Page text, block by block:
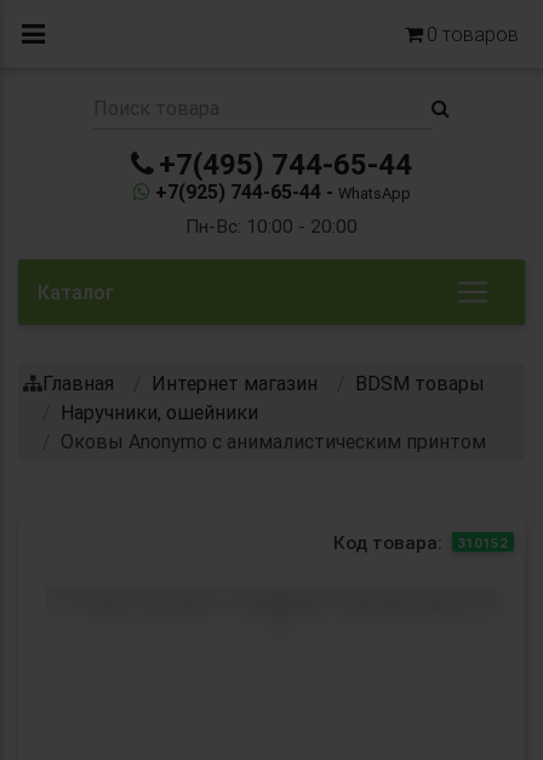
0 товаров
+7(495) 744-65-44
+7(925) 744-65-44 - WhatsApp
Пн-Вс: 10:00 - 20:00
Каталог
Главная Интернет магазин
BDSM товары
Наручники, ошейники
Оковы Anonymo с анималистическим принтом
Код товара: 310152